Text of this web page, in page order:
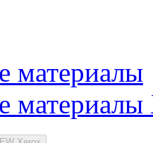
материалы